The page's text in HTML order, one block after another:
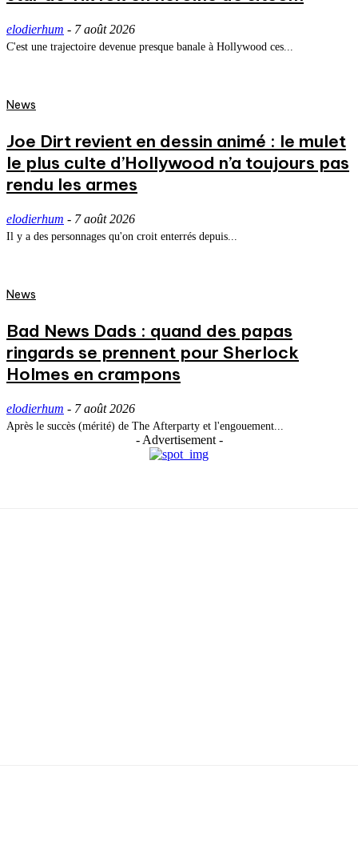
elodierhum - 7 août 2026
C'est une trajectoire devenue presque banale à Hollywood ces...
News
Joe Dirt revient en dessin animé : le mulet
le plus culte d’Hollywood n’a toujours pas
rendu les armes
elodierhum - 7 août 2026
Il y a des personnages qu'on croit enterrés depuis...
News
Bad News Dads : quand des papas
ringards se prennent pour Sherlock
Holmes en crampons
elodierhum - 7 août 2026
Après le succès (mérité) de The Afterparty et l'engouement...
- Advertisement -